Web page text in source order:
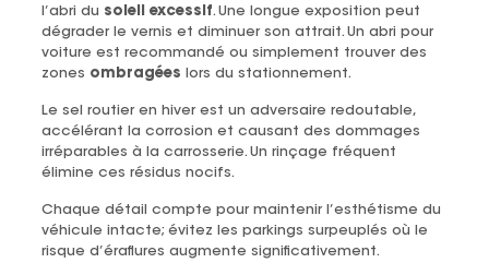
l’abri du soleil excessif. Une longue exposition peut
dégrader le vernis et diminuer son attrait. Un abri pour
voiture est recommandé ou simplement trouver des
zones ombragées lors du stationnement.
Le sel routier en hiver est un adversaire redoutable,
accélérant la corrosion et causant des dommages
irréparables à la carrosserie. Un rinçage fréquent
élimine ces résidus nocifs.
Chaque détail compte pour maintenir l’esthétisme du
véhicule intacte; évitez les parkings surpeuplés où le
risque d’éraflures augmente significativement.